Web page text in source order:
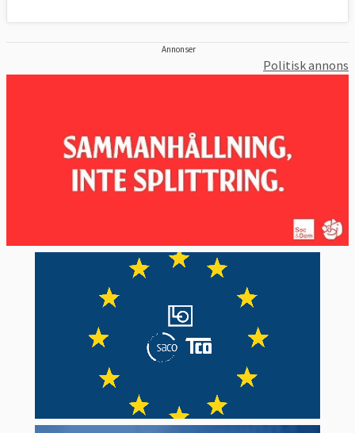
Annonser
Politisk annons